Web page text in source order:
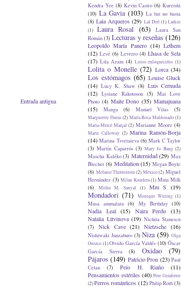
Entrada antigua
Kendra Yee (8) Kevin Castro (6) Kureishi
(10) La Gavia (103) La luz no basta
(8) Laia Arqueros (29) Lal Ded (1) Larkin
(1)
Laura Rosal (63)
Laura San
Román (3) Lecturas y reseñas (126)
Leopoldo María Panero (14) Lethem
(12) Levé (6) Levrero (4) Lhasa de Sela
(17) Lila Azam (4) Lirios enloquecidos (1)
Lolita o Monelle (72) Lorca (34)
Los estómagos (65) Louise Gluck
(14) Lucy K. Shaw (8) Luis Cernuda
(12) Lysiane Rakotoson (5)
Mai Love
Photo (4) Maite Dono (35) Mamajuana
(15)
Manga (6) Manuel Vilas (5)
Marguerite Duras(2) María Rosa Maldonado(1)
Maria-Mercè Marçal (2) Marianne Moore (4)
Marie Calloway (2) Marina Ramón-Borja
(14) Marina Tsvetaieva (6) Mark C Taylor
(3) Martín Caparrós (3) Mary Jo Bang (2)
Mascha Kaléko (3) Maternidad (29) Max
Blecher (6) Meditation (15) Megan Boyle
(6) Melanie Thernstrom (2) México (2) Miguel
Hernández (3) Milan Kundera(1) Mina Milk
(6)
Mithu M. Sanyal (1) Mm S (19)
Mondadori (71) Monique Witting (1)
Musa ammalata (6) My Birthday (10)
Nadia Leal (15) Naira Perdu
(13)
Natalia Litvinova (19) Nichita Stanescu
(7)
Nick Cave (21) Nietzsche (16)
Nishiwaki Junzaburo (3) Niza (59) Olga
Orozco (1)Olvido García Valdés (10) Óscar
García Sierra
(8) Oxidao
(79)
Pájaros (149) Patricio Pron (23) Paul
Celan
(7) Peio H. Riaño
(11)
Pensamientos estériles (40) Pere Gimferrer
(2)Perros románticos (12) Philip Roth (3)